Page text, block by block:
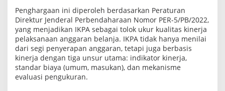
Penghargaan ini diperoleh berdasarkan Peraturan
Direktur Jenderal Perbendaharaan Nomor PER-5/PB/2022,
yang menjadikan IKPA sebagai tolok ukur kualitas kinerja
pelaksanaan anggaran belanja. IKPA tidak hanya menilai
dari segi penyerapan anggaran, tetapi juga berbasis
kinerja dengan tiga unsur utama: indikator kinerja,
standar biaya (umum, masukan), dan mekanisme
evaluasi pengukuran.